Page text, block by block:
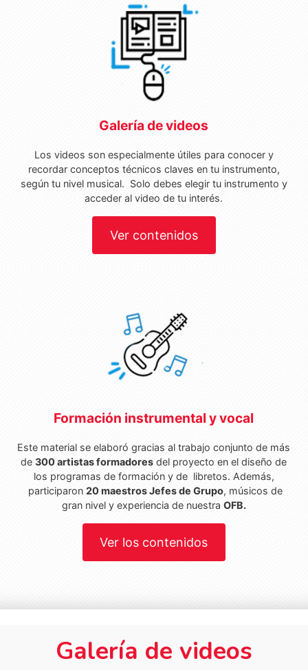
Galería de videos
Los videos son especialmente útiles para conocer y
recordar conceptos técnicos claves en tu instrumento,
según tu nivel musical. Solo debes elegir tu instrumento y
acceder al video de tu interés.
Ver contenidos
Formación instrumental y vocal
Este material se elaboró gracias al trabajo conjunto de más
de300 artistas formadores del proyecto en el diseño de
los programas de formación y de libretos. Además,
participaron 20 maestros Jefes de Grupo, músicos de
gran nivel y experiencia de nuestra OFB.
Ver los contenidos
Galería de videos